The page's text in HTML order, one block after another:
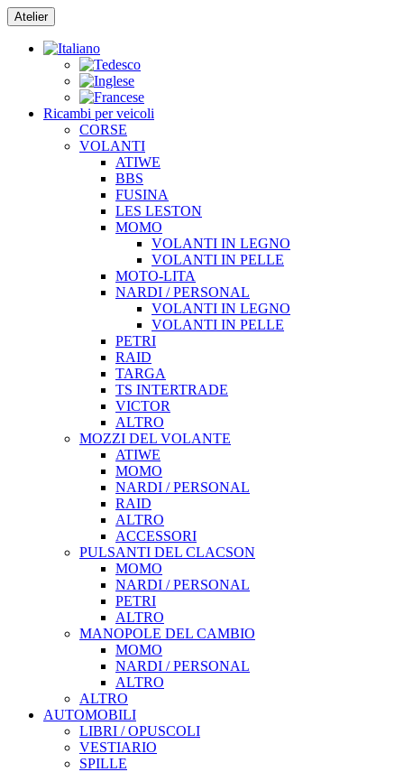
Vai
al
contenuto
Atelier
Ricambi per veicoli
CORSE
VOLANTI
ATIWE
BBS
FUSINA
LES LESTON
MOMO
VOLANTI IN LEGNO
VOLANTI IN PELLE
MOTO-LITA
NARDI / PERSONAL
VOLANTI IN LEGNO
VOLANTI IN PELLE
PETRI
RAID
TARGA
TS INTERTRADE
VICTOR
ALTRO
MOZZI DEL VOLANTE
ATIWE
MOMO
NARDI / PERSONAL
RAID
ALTRO
ACCESSORI
PULSANTI DEL CLACSON
MOMO
NARDI / PERSONAL
PETRI
ALTRO
MANOPOLE DEL CAMBIO
MOMO
NARDI / PERSONAL
ALTRO
ALTRO
AUTOMOBILI
LIBRI / OPUSCOLI
VESTIARIO
SPILLE